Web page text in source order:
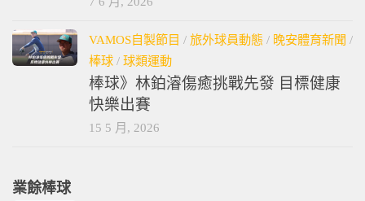
VAMOS自製節目 / 旅外球員動態 / 晚安體育新聞 /
棒球 / 球類運動
棒球》林鉑濬傷癒挑戰先發 目標健康
快樂出賽
15 5 月, 2026
業餘棒球